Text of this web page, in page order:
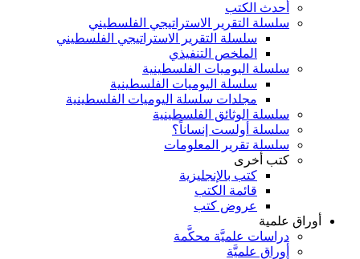
أحدث الكتب
سلسلة التقرير الاستراتيجي الفلسطيني
سلسلة التقرير الاستراتيجي الفلسطيني
الملخص التنفيذي
سلسلة اليوميات الفلسطينية
سلسلة اليوميات الفلسطينية
مجلدات سلسلة اليوميات الفلسطينية
سلسلة الوثائق الفلسطينية
سلسلة أولست إنساناً؟
سلسلة تقرير المعلومات
كتب أخرى
كتب بالإنجليزية
قائمة الكتب
عروض كتب
أوراق علمية
دراسات علميَّة محكَّمة
أوراق علميَّة